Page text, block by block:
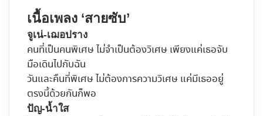
เนื้อเพลง ‘สายซับ’
จูเน่-เฌอปราง
คนที่เป็นคนพิเศษ ไม่จำเป็นต้องวิเศษ เพียงแค่เธอจับ
มือเดินไปกับฉัน
วันและคืนที่พิเศษ ไม่ต้องการความวิเศษ แค่มีเธออยู่
ตรงนี้ด้วยกันก็พอ
ปัญ-น้ำใส